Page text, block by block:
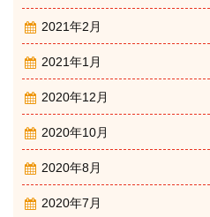
2021年2月
2021年1月
2020年12月
2020年10月
2020年8月
2020年7月